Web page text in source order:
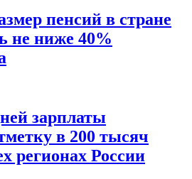
пенсий в стране
не ниже 40%
зарплаты
в 200 тысяч
регионах России